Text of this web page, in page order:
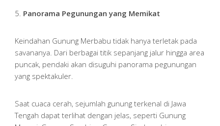
5. Panorama Pegunungan yang Memikat
Keindahan Gunung Merbabu tidak hanya terletak pada
savananya. Dari berbagai titik sepanjang jalur hingga area
puncak, pendaki akan disuguhi panorama pegunungan
yang spektakuler.
Saat cuaca cerah, sejumlah gunung terkenal di Jawa
Tengah dapat terlihat dengan jelas, seperti Gunung